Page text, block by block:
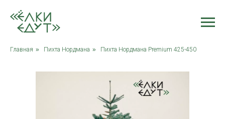
Главная » Пихта Нордмана » Пихта Нордмана Premium 425-450